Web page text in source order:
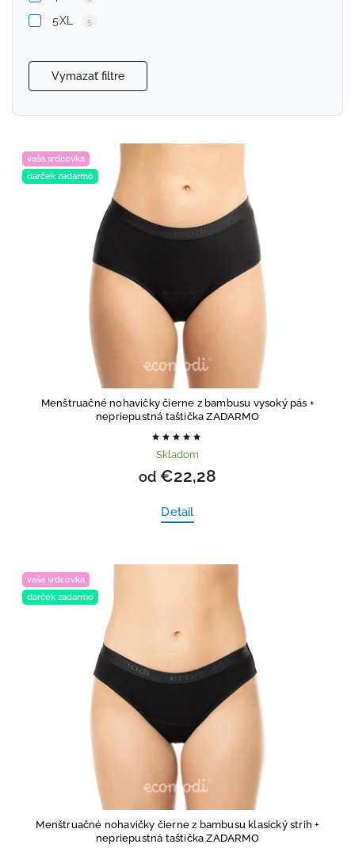
5XL 5
Vymazať filtre
vaša srdcovka
darček zadarmo
Menštruačné nohavičky čierne z bambusu vysoký pás +
nepriepustná taštička ZADARMO
Skladom
od €22,28
Detail
vaša srdcovka
darček zadarmo
Menštruačné nohavičky čierne z bambusu klasický strih+
nepriepustná taštička ZADARMO